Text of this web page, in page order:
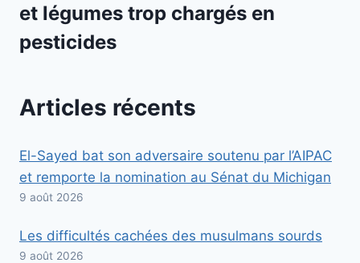
et légumes trop chargés en
pesticides
Articles récents
El-Sayed bat son adversaire soutenu par l’AIPAC
et remporte la nomination au Sénat du Michigan
9 août 2026
Les difficultés cachées des musulmans sourds
9 août 2026